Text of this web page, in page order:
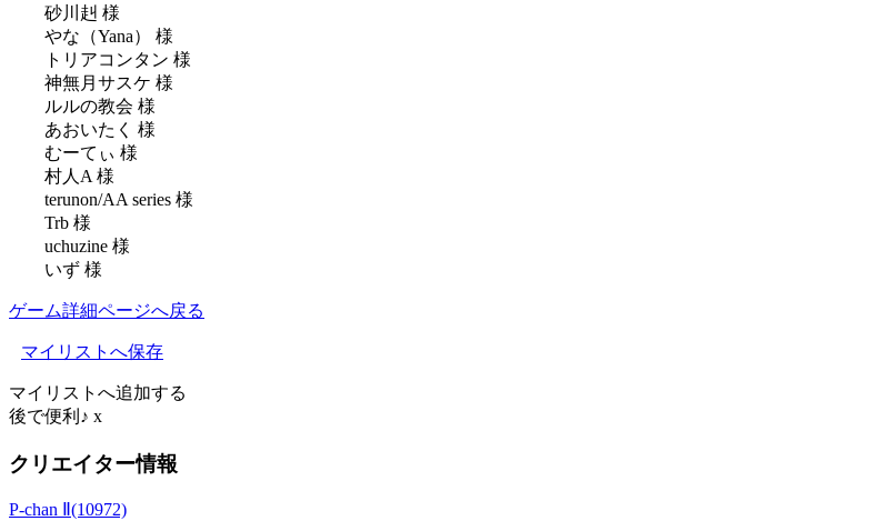
砂川赳 様
やな（Yana） 様
トリアコンタン 様
神無月サスケ 様
ルルの教会 様
あおいたく 様
むーてぃ 様
村人A 様
terunon/AA series 様
Trb 様
uchuzine 様
いず 様
ゲーム詳細ページへ戻る
マイリストへ保存
マイリストへ追加する
後で便利♪ x
クリエイター情報
P-chan Ⅱ(10972)